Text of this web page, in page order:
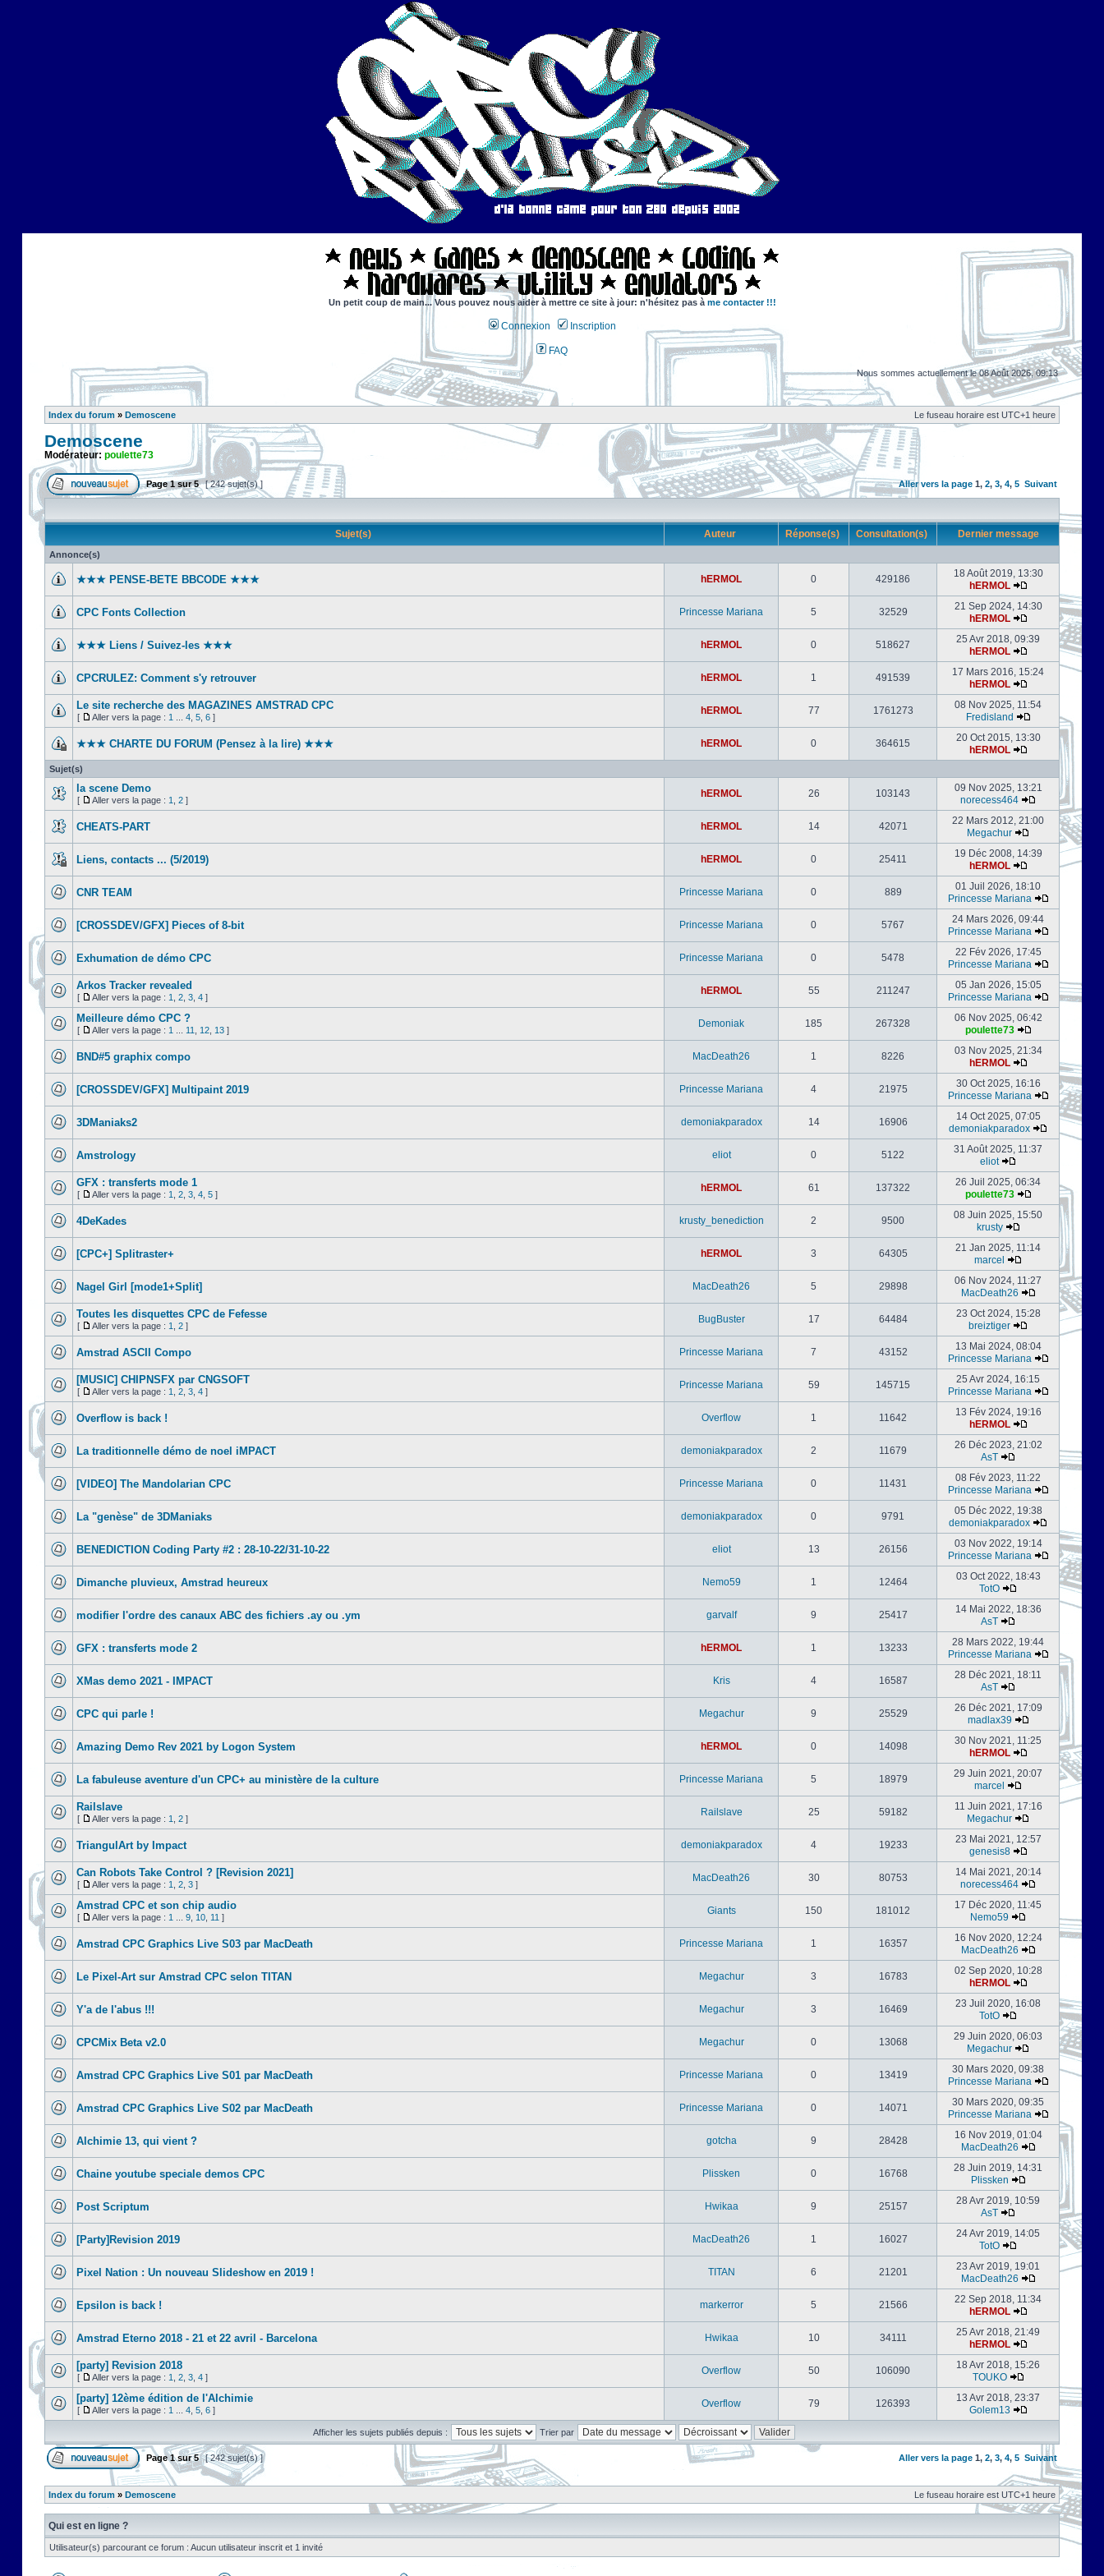
Un petit coup de main... Vous pouvez nous aider à mettre ce site à jour: n'hésitez pas à me contacter !!!
Connexion Inscription
FAQ
Nous sommes actuellement le 08 Août 2026, 09:13
Index du forum » Demoscene Le fuseau horaire est UTC+1 heure
Demoscene
Modérateur: poulette73
Page1sur5 [ 242 sujet(s) ] Aller vers la page 1, 2, 3, 4, 5 Suivant
Sujet(s) Auteur Réponse(s) Consultation(s) Dernier message
Annonce(s)
★★★ PENSE-BETE BBCODE ★★★ hERMOL 0 429186
18 Août 2019, 13:30
hERMOL
CPC Fonts Collection Princesse Mariana 5 32529
21 Sep 2024, 14:30
hERMOL
★★★ Liens / Suivez-les ★★★ hERMOL 0 518627
25 Avr 2018, 09:39
hERMOL
CPCRULEZ: Comment s'y retrouver‎ hERMOL 1 491539
17 Mars 2016, 15:24
hERMOL
Le site recherche des MAGAZINES AMSTRAD CPC
[ Aller vers la page : 1 4 5 6 ]
hERMOL 77 1761273
08 Nov 2025, 11:54
Fredisland
★★★ CHARTE DU FORUM (Pensez à la lire) ★★★ hERMOL 0 364615
20 Oct 2015, 13:30
hERMOL
Sujet(s)
la scene Demo
[ Aller vers la page : 1 2 ]
hERMOL 26 103143
09 Nov 2025, 13:21
norecess464
CHEATS-PART hERMOL 14 42071
22 Mars 2012, 21:00
Megachur
Liens, contacts ... (5/2019) hERMOL 0 25411
19 Déc 2008, 14:39
hERMOL
CNR TEAM Princesse Mariana 0 889
01 Juil 2026, 18:10
Princesse Mariana
[CROSSDEV/GFX] Pieces of 8-bit Princesse Mariana 0 5767
24 Mars 2026, 09:44
Princesse Mariana
Exhumation de démo CPC Princesse Mariana 0 5478
22 Fév 2026, 17:45
Princesse Mariana
Arkos Tracker revealed
[ Aller vers la page : 1 2 3 4 ]
hERMOL 55 211247
05 Jan 2026, 15:05
Princesse Mariana
Meilleure démo CPC ?
[ Aller vers la page : 1 11 12 13 ]
Demoniak 185 267328
06 Nov 2025, 06:42
poulette73
BND#5 graphix compo MacDeath26 1 8226
03 Nov 2025, 21:34
hERMOL
[CROSSDEV/GFX] Multipaint 2019 Princesse Mariana 4 21975
30 Oct 2025, 16:16
Princesse Mariana
3DManiaks2 demoniakparadox 14 16906
14 Oct 2025, 07:05
demoniakparadox
Amstrology eliot 0 5122
31 Août 2025, 11:37
eliot
GFX : transferts mode 1
[ Aller vers la page : 1 2 3 4 5 ]
hERMOL 61 137322
26 Juil 2025, 06:34
poulette73
4DeKades krusty_benediction 2 9500
08 Juin 2025, 15:50
krusty
[CPC+] Splitraster+ hERMOL 3 64305
21 Jan 2025, 11:14
marcel
Nagel Girl [mode1+Split] MacDeath26 5 29898
06 Nov 2024, 11:27
MacDeath26
Toutes les disquettes CPC de Fefesse
[ Aller vers la page : 1 2 ]
BugBuster 17 64484
23 Oct 2024, 15:28
breiztiger
Amstrad ASCII Compo Princesse Mariana 7 43152
13 Mai 2024, 08:04
Princesse Mariana
[MUSIC] CHIPNSFX par CNGSOFT
[ Aller vers la page : 1 2 3 4 ]
Princesse Mariana 59 145715
25 Avr 2024, 16:15
Princesse Mariana
Overflow is back ! Overflow 1 11642
13 Fév 2024, 19:16
hERMOL
La traditionnelle démo de noel iMPACT demoniakparadox 2 11679
26 Déc 2023, 21:02
AsT
[VIDEO] The Mandolarian CPC Princesse Mariana 0 11431
08 Fév 2023, 11:22
Princesse Mariana
La "genèse" de 3DManiaks demoniakparadox 0 9791
05 Déc 2022, 19:38
demoniakparadox
BENEDICTION Coding Party #2 : 28-10-22/31-10-22 eliot 13 26156
03 Nov 2022, 19:14
Princesse Mariana
Dimanche pluvieux, Amstrad heureux Nemo59 1 12464
03 Oct 2022, 18:43
TotO
modifier l'ordre des canaux ABC des fichiers .ay ou .ym garvalf 9 25417
14 Mai 2022, 18:36
AsT
GFX : transferts mode 2 hERMOL 1 13233
28 Mars 2022, 19:44
Princesse Mariana
XMas demo 2021 - IMPACT Kris 4 16587
28 Déc 2021, 18:11
AsT
CPC qui parle ! Megachur 9 25529
26 Déc 2021, 17:09
madlax39
Amazing Demo Rev 2021 by Logon System hERMOL 0 14098
30 Nov 2021, 11:25
hERMOL
La fabuleuse aventure d'un CPC+ au ministère de la culture Princesse Mariana 5 18979
29 Juin 2021, 20:07
marcel
Railslave
[ Aller vers la page : 1 2 ]
Railslave 25 59182
11 Juin 2021, 17:16
Megachur
TriangulArt by Impact demoniakparadox 4 19233
23 Mai 2021, 12:57
genesis8
Can Robots Take Control ? [Revision 2021]
[ Aller vers la page : 1 2 3 ]
MacDeath26 30 80753
14 Mai 2021, 20:14
norecess464
Amstrad CPC et son chip audio
[ Aller vers la page : 1 9 10 11 ]
Giants 150 181012
17 Déc 2020, 11:45
Nemo59
Amstrad CPC Graphics Live S03 par MacDeath Princesse Mariana 1 16357
16 Nov 2020, 12:24
MacDeath26
Le Pixel-Art sur Amstrad CPC selon TITAN Megachur 3 16783
02 Sep 2020, 10:28
hERMOL
Y'a de l'abus !!! Megachur 3 16469
23 Juil 2020, 16:08
TotO
CPCMix Beta v2.0 Megachur 0 13068
29 Juin 2020, 06:03
Megachur
Amstrad CPC Graphics Live S01 par MacDeath Princesse Mariana 0 13419
30 Mars 2020, 09:38
Princesse Mariana
Amstrad CPC Graphics Live S02 par MacDeath Princesse Mariana 0 14071
30 Mars 2020, 09:35
Princesse Mariana
Alchimie 13, qui vient ? gotcha 9 28428
16 Nov 2019, 01:04
MacDeath26
Chaine youtube speciale demos CPC Plissken 0 16768
28 Juin 2019, 14:31
Plissken
Post Scriptum Hwikaa 9 25157
28 Avr 2019, 10:59
AsT
[Party]Revision 2019 MacDeath26 1 16027
24 Avr 2019, 14:05
TotO
Pixel Nation : Un nouveau Slideshow en 2019 ! TITAN 6 21201
23 Avr 2019, 19:01
MacDeath26
Epsilon is back ! markerror 5 21566
22 Sep 2018, 11:34
hERMOL
Amstrad Eterno 2018 - 21 et 22 avril - Barcelona Hwikaa 10 34111
25 Avr 2018, 21:49
hERMOL
[party] Revision 2018
[ Aller vers la page : 1 2 3 4 ]
Overflow 50 106090
18 Avr 2018, 15:26
TOUKO
[party] 12ème édition de l'Alchimie
[ Aller vers la page : 1 4 5 6 ]
Overflow 79 126393
13 Avr 2018, 23:37
Golem13
Afficher les sujets publiés depuis : Trier par
Page1sur5 [ 242 sujet(s) ] Aller vers la page 1, 2, 3, 4, 5 Suivant
Index du forum » Demoscene Le fuseau horaire est UTC+1 heure
Qui est en ligne ?
Utilisateur(s) parcourant ce forum : Aucun utilisateur inscrit et 1 invité